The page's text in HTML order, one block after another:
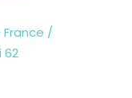
France /
62